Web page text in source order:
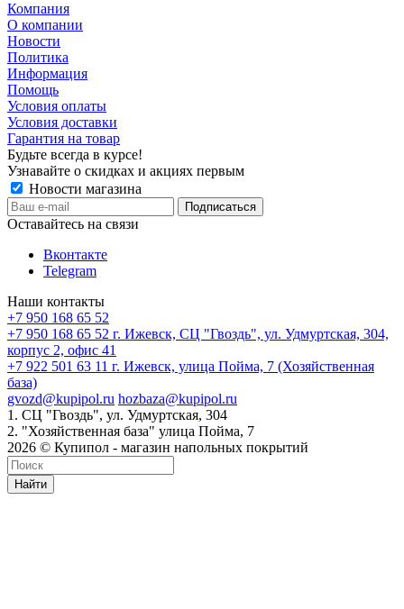
Компания
О компании
Новости
Политика
Информация
Помощь
Условия оплаты
Условия доставки
Гарантия на товар
Будьте всегда в курсе!
Узнавайте о скидках и акциях первым
Новости магазина
Оставайтесь на связи
Вконтакте
Telegram
Наши контакты
+7 950 168 65 52
+7 950 168 65 52 г. Ижевск, СЦ "Гвоздь", ул. Удмуртская, 304,
корпус 2, офис 41
+7 922 501 63 11 г. Ижевск, улица Пойма, 7 (Хозяйственная
база)
gvozd@kupipol.ru hozbaza@kupipol.ru
1. СЦ "Гвоздь", ул. Удмуртская, 304
2. "Хозяйственная база" улица Пойма, 7
2026 © Купипол - магазин напольных покрытий
Найти